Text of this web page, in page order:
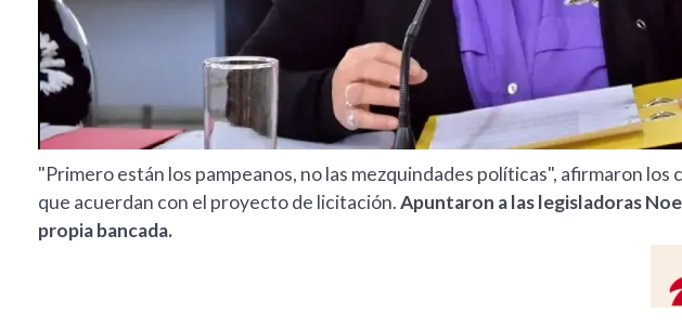
"Primero están los pampeanos, no las mezquindades políticas", afirmaron
que acuerdan con el proyecto de licitación.Apuntaron a las legisladoras
propia bancada.